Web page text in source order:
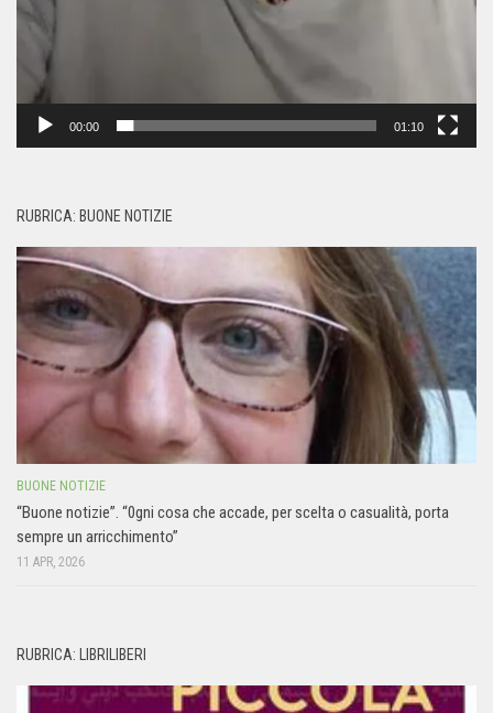
00:00 01:10
RUBRICA: BUONE NOTIZIE
BUONE NOTIZIE
“Buone notizie”. “0gni cosa che accade, per scelta o casualità, porta
sempre un arricchimento”
11 APR, 2026
RUBRICA: LIBRILIBERI